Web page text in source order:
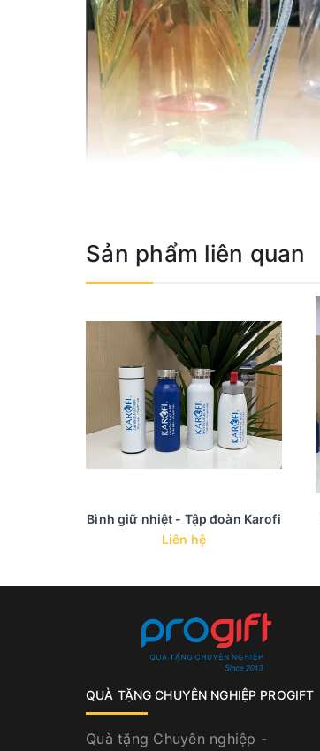
Sản phẩm liên quan
Bình giữ nhiệt - Tập đoàn Karofi
Liên hệ
QUÀ TẶNG CHUYÊN NGHIỆP PROGIFT
Quà tặng Chuyên nghiệp -